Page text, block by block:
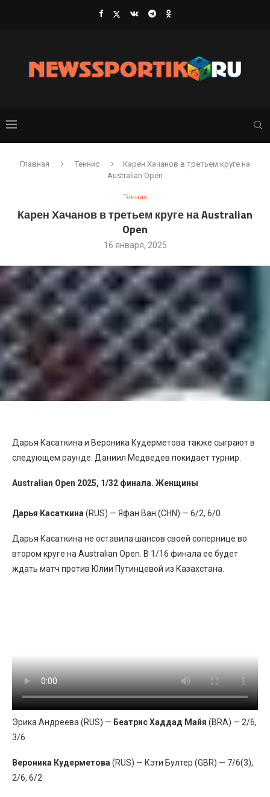
Главная Теннис
Карен Хачанов в третьем круге на
Australian Open
Теннис
Карен Хачанов в третьем круге на Australian
Open
16 января, 2025
Дарья Касаткина и Вероника Кудерметова также сыграют в
следующем раунде. Даниил Медведев покидает турнир.
Australian Open 2025, 1/32 финала. Женщины
Дарья Касаткина (RUS) — Яфан Ван (CHN) — 6/2, 6/0
Дарья Касаткина не оставила шансов своей сопернице во
втором круге на Australian Open. В 1/16 финала ее будет
ждать матч против Юлии Путинцевой из Казахстана.
Эрика Андреева (RUS) — Беатрис Хаддад Майя (BRA) — 2/6,
3/6
Вероника Кудерметова (RUS) — Кэти Бултер (GBR) — 7/6(3),
2/6, 6/2